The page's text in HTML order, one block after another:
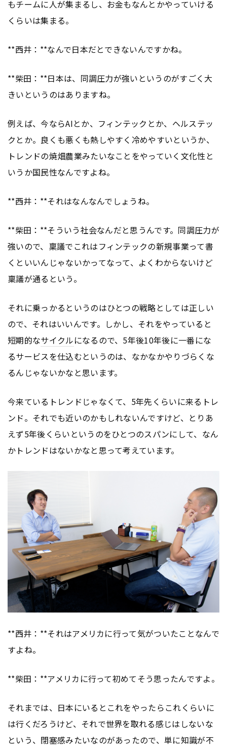
もチームに人が集まるし、お金もなんとかやっていける
くらいは集まる。
**西井：**なんで日本だとできないんですかね。
**柴田：**日本は、同調圧力が強いというのがすごく大
きいというのはありますね。
例えば、今ならAIとか、フィンテックとか、ヘルステッ
クとか。良くも悪くも熱しやすく冷めやすいというか、
トレンドの焼畑農業みたいなことをやっていく文化性と
いうか国民性なんですよね。
**西井：**それはなんなんでしょうね。
**柴田：**そういう社会なんだと思うんです。同調圧力が
強いので、稟議でこれはフィンテックの新規事業って書
くといいんじゃないかってなって、よくわからないけど
稟議が通るという。
それに乗っかるというのはひとつの戦略としては正しい
ので、それはいいんです。しかし、それをやっていると
短期的なサイクルになるので、5年後10年後に一番にな
るサービスを仕込むというのは、なかなかやりづらくな
るんじゃないかなと思います。
今来ているトレンドじゃなくて、5年先くらいに来るトレ
ンド。それでも近いのかもしれないんですけど、とりあ
えず5年後くらいというのをひとつのスパンにして、なん
かトレンドはないかなと思って考えています。
**西井：**それはアメリカに行って気がついたことなんで
すよね。
**柴田：**アメリカに行って初めてそう思ったんですよ。
それまでは、日本にいるとこれをやったらこれくらいに
は行くだろうけど、それで世界を取れる感じはしないな
という、閉塞感みたいなのがあったので、単に知識が不